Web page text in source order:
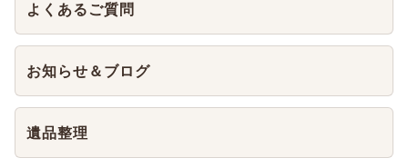
よくあるご質問
お知らせ＆ブログ
遺品整理